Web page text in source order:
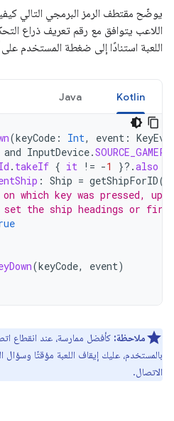
يوضّح مقتطف الرمز البرمجي التالي
اللاعب يتوافق مع رقم تعريف ذراع
اللعبة استنادًا إلى ضغطة المستخدم على
Kotlin
Java
(keyCode : Int, event :
and InputDevice.
. takeIf { it != -1 }?.also
: Ship = getShipForID(
which key was pressed,
the ship headings or fire
(keyCode, event)
ملاحظة: كأفضل ممارسة، عند انقطاع
بالمستخدم، عليك إيقاف اللعبة مؤقتًا وسؤال
الاتصال.